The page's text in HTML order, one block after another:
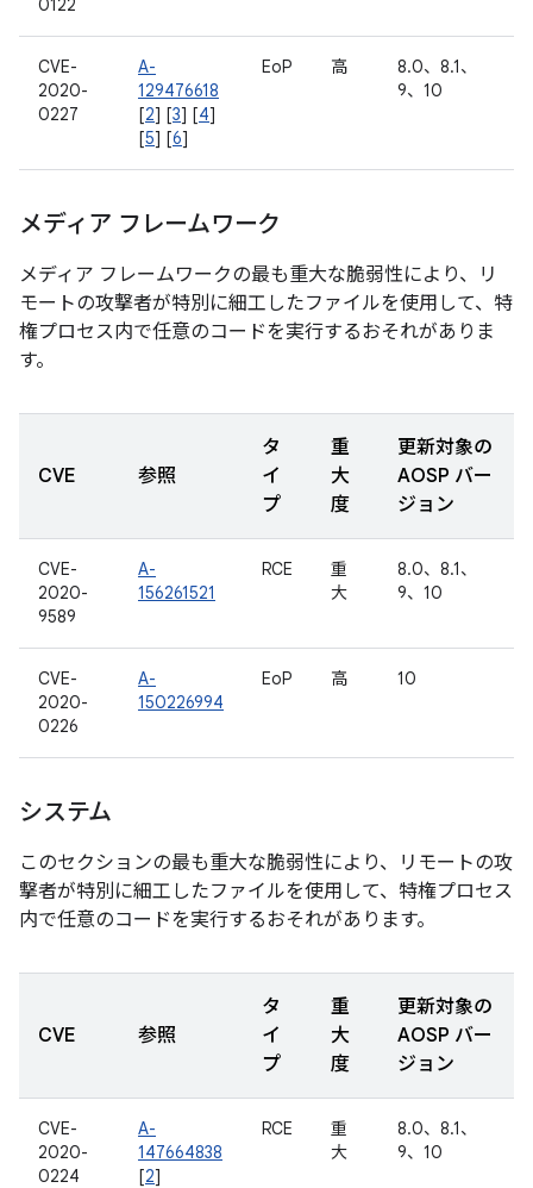
0122
CVE-
2020-
0227
A-
129476618
[2] [3] [4]
[5] [6]
EoP 高
8.0、8.1、
9、10
メディア フレームワーク
メディア フレームワークの最も重大な脆弱性により、リ
モートの攻撃者が特別に細工したファイルを使用して、特
権プロセス内で任意のコードを実行するおそれがありま
す。
CVE 参照
タ
イ
プ
重
大
度
更新対象の
AOSP バー
ジョン
CVE-
2020-
9589
A-
156261521
RCE
重
大
8.0、8.1、
9、10
CVE-
2020-
0226
A-
150226994
EoP 高 10
システム
このセクションの最も重大な脆弱性により、リモートの攻
撃者が特別に細工したファイルを使用して、特権プロセス
内で任意のコードを実行するおそれがあります。
CVE 参照
タ
イ
プ
重
大
度
更新対象の
AOSP バー
ジョン
CVE-
2020-
0224
A-
147664838
[2]
RCE
重
大
8.0、8.1、
9、10